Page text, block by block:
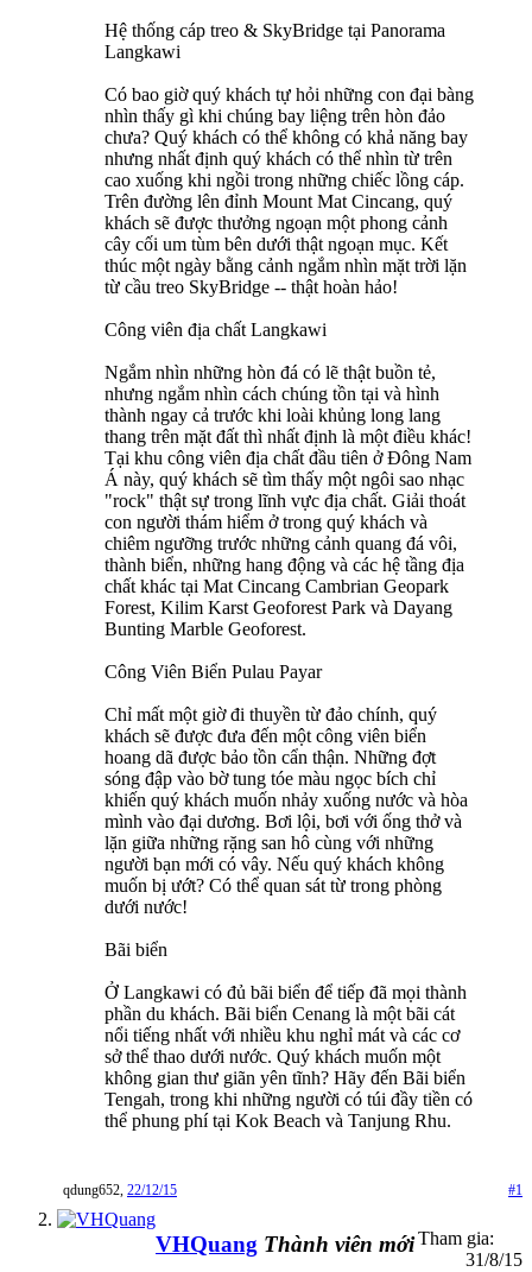
Hệ thống cáp treo & SkyBridge tại Panorama
Langkawi
Có bao giờ quý khách tự hỏi những con đại bàng
nhìn thấy gì khi chúng bay liệng trên hòn đảo
chưa? Quý khách có thể không có khả năng bay
nhưng nhất định quý khách có thể nhìn từ trên
cao xuống khi ngồi trong những chiếc lồng cáp.
Trên đường lên đỉnh Mount Mat Cincang, quý
khách sẽ được thưởng ngoạn một phong cảnh
cây cối um tùm bên dưới thật ngoạn mục. Kết
thúc một ngày bằng cảnh ngắm nhìn mặt trời lặn
từ cầu treo SkyBridge -- thật hoàn hảo!
Công viên địa chất Langkawi
Ngắm nhìn những hòn đá có lẽ thật buồn tẻ,
nhưng ngắm nhìn cách chúng tồn tại và hình
thành ngay cả trước khi loài khủng long lang
thang trên mặt đất thì nhất định là một điều khác!
Tại khu công viên địa chất đầu tiên ở Đông Nam
Á này, quý khách sẽ tìm thấy một ngôi sao nhạc
"rock" thật sự trong lĩnh vực địa chất. Giải thoát
con người thám hiểm ở trong quý khách và
chiêm ngưỡng trước những cảnh quang đá vôi,
thành biển, những hang động và các hệ tầng địa
chất khác tại Mat Cincang Cambrian Geopark
Forest, Kilim Karst Geoforest Park và Dayang
Bunting Marble Geoforest.
Công Viên Biển Pulau Payar
Chỉ mất một giờ đi thuyền từ đảo chính, quý
khách sẽ được đưa đến một công viên biển
hoang dã được bảo tồn cẩn thận. Những đợt
sóng đập vào bờ tung tóe màu ngọc bích chỉ
khiến quý khách muốn nhảy xuống nước và hòa
mình vào đại dương. Bơi lội, bơi với ống thở và
lặn giữa những rặng san hô cùng với những
người bạn mới có vây. Nếu quý khách không
muốn bị ướt? Có thể quan sát từ trong phòng
dưới nước!
Bãi biển
Ở Langkawi có đủ bãi biển để tiếp đã mọi thành
phần du khách. Bãi biển Cenang là một bãi cát
nổi tiếng nhất với nhiều khu nghỉ mát và các cơ
sở thể thao dưới nước. Quý khách muốn một
không gian thư giãn yên tĩnh? Hãy đến Bãi biển
Tengah, trong khi những người có túi đầy tiền có
thể phung phí tại Kok Beach và Tanjung Rhu.
#1
qdung652, 22/12/15
VHQuang Thành viên mớiTham gia:
31/8/15